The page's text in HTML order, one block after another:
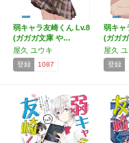
弱キャラ友崎くん Lv.8
(ガガガ文庫 や…
屋久 ユウキ
登録 1087
弱キャ
(ガガ
屋久
登録